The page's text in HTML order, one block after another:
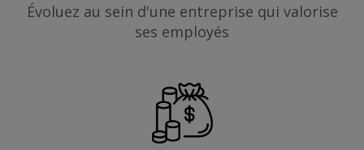
Évoluez au sein d'une entreprise qui valorise
ses employés